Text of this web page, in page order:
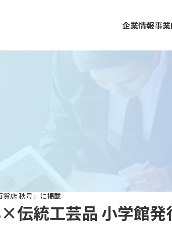
企業情報事
店 秋号」に掲載
伝統工芸品 小学館発